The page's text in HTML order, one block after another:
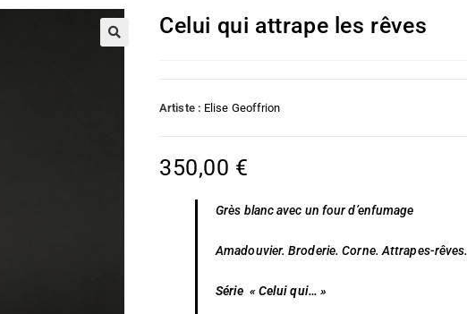
Celui qui attrape les rêves
Artiste : Elise Geoffrion
350,00 €
Grès blanc avec un four d’enfumage
Amadouvier. Broderie. Corne. Attrapes-rêves.
Série « Celui qui… »